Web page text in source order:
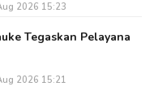
2026 15:23
Tegaskan Pelayana
2026 15:21